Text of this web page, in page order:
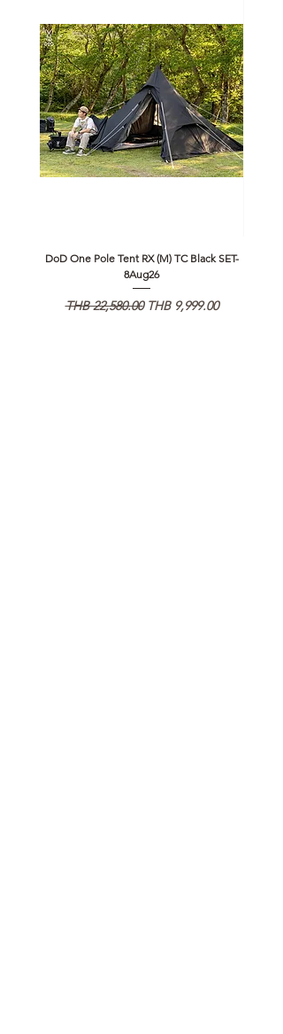
DoD One Pole Tent RX (M) TC Black SET-
8Aug26
通常価格
THB 22,580.00 セール価格
THB 9,999.00